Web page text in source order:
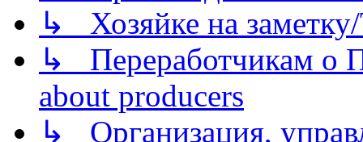
↳ Хозяйке на
↳ Переработчикам о
about producers
↳ Организация,